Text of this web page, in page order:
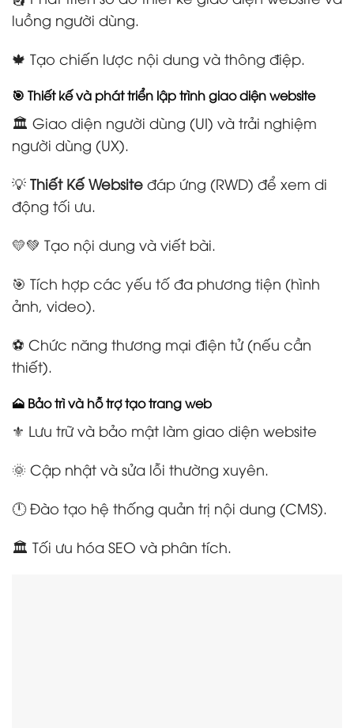
luồng người dùng.
🍁 Tạo chiến lược nội dung và thông điệp.
🎯 Thiết kế và phát triển lập trình giao diện website
🏛️ Giao diện người dùng (UI) và trải nghiệm
người dùng (UX).
💡 Thiết Kế Website đáp ứng (RWD) để xem di
động tối ưu.
💛💚 Tạo nội dung và viết bài.
🎯 Tích hợp các yếu tố đa phương tiện (hình
ảnh, video).
⚽ Chức năng thương mại điện tử (nếu cần
thiết).
🗻 Bảo trì và hỗ trợ tạo trang web
⚜️ Lưu trữ và bảo mật làm giao diện website
🌞 Cập nhật và sửa lỗi thường xuyên.
🕛 Đào tạo hệ thống quản trị nội dung (CMS).
🏛️ Tối ưu hóa SEO và phân tích.